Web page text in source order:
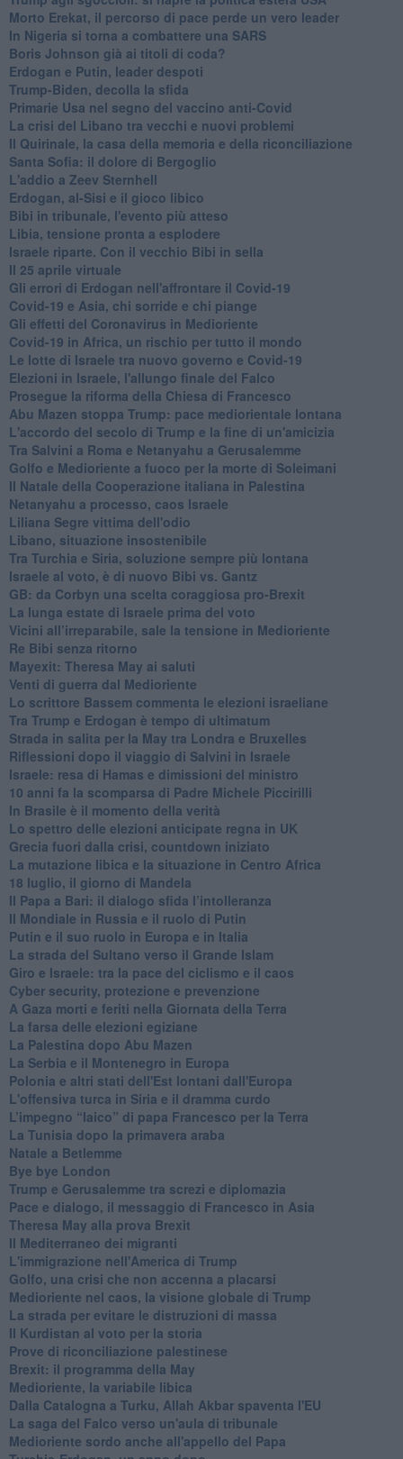
Morto Erekat, il percorso di pace perde un vero leader
In Nigeria si torna a combattere una SARS
Boris Johnson già ai titoli di coda?
Erdogan e Putin, leader despoti
Trump-Biden, decolla la sfida
Primarie Usa nel segno del vaccino anti-Covid
La crisi del Libano tra vecchi e nuovi problemi
Il Quirinale, la casa della memoria e della riconciliazione
Santa Sofia: il dolore di Bergoglio
L'addio a ​Zeev Sternhell
Erdogan, al-Sisi e il gioco libico
Bibi in tribunale, l'evento più atteso
Libia, tensione pronta a esplodere
Israele riparte. Con il vecchio Bibi in sella
Il 25 aprile virtuale
Gli errori di Erdogan nell'affrontare il Covid-19
Covid-19 e Asia, chi sorride e chi piange
Gli effetti del Coronavirus in Medioriente
Covid-19 in Africa, un rischio per tutto il mondo
Le lotte di Israele tra nuovo governo e Covid-19
Elezioni in Israele, l'allungo finale del Falco
Prosegue la riforma della Chiesa di Francesco
Abu Mazen stoppa Trump: pace mediorientale lontana
L'accordo del secolo di Trump e la fine di un'amicizia
Tra Salvini a Roma e Netanyahu a Gerusalemme
Golfo e Medioriente a fuoco per la morte di Soleimani
Il Natale della Cooperazione italiana in Palestina
Netanyahu a processo, caos Israele
Liliana Segre vittima dell'odio
Libano, situazione insostenibile
Tra Turchia e Siria, soluzione sempre più lontana
Israele al voto, è di nuovo Bibi vs. Gantz
GB: da Corbyn una scelta coraggiosa pro-Brexit
La lunga estate di Israele prima del voto
Vicini all’irreparabile, sale la tensione in Medioriente
Re Bibi senza ritorno
Mayexit: Theresa May ai saluti
Venti di guerra dal Medioriente
Lo scrittore Bassem commenta le elezioni israeliane
Tra Trump e Erdogan è tempo di ultimatum
Strada in salita per la May tra Londra e Bruxelles
Riflessioni dopo il viaggio di Salvini in Israele
Israele: resa di Hamas e dimissioni del ministro
10 anni fa la scomparsa di Padre Michele Piccirilli
In Brasile è il momento della verità
Lo spettro delle elezioni anticipate regna in UK
Grecia fuori dalla crisi, countdown iniziato
La mutazione libica e la situazione in Centro Africa
18 luglio, il giorno di Mandela
Il Papa a Bari: il dialogo sfida l’intolleranza
Il Mondiale in Russia e il ruolo di Putin
Putin e il suo ruolo in Europa e in Italia
La strada del Sultano verso il Grande Islam
Giro e Israele: tra la pace del ciclismo e il caos
Cyber security, protezione e prevenzione
A Gaza morti e feriti nella Giornata della Terra
La farsa delle elezioni egiziane
La Palestina dopo Abu Mazen
La Serbia e il Montenegro in Europa
Polonia e altri stati dell'Est lontani dall'Europa
L'offensiva turca in Siria e il dramma curdo
L’impegno “laico” di papa Francesco per la Terra
La Tunisia dopo la primavera araba
Natale a Betlemme
Bye bye London
Trump e Gerusalemme tra screzi e diplomazia
Pace e dialogo, il messaggio di Francesco in Asia
Theresa May alla prova Brexit
Il Mediterraneo dei migranti
L'immigrazione nell'America di Trump
Golfo, una crisi che non accenna a placarsi
Medioriente nel caos, la visione globale di Trump
La strada per evitare le distruzioni di massa
Il Kurdistan al voto per la storia
Prove di riconciliazione palestinese
Brexit: il programma della May
Medioriente, la variabile libica
Dalla Catalogna a Turku, Allah Akbar spaventa l'EU
La saga del Falco verso un'aula di tribunale
Medioriente sordo anche all'appello del Papa